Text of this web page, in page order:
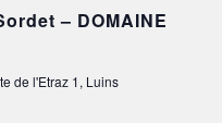
– DOMAINE
de l'Etraz 1, Luins